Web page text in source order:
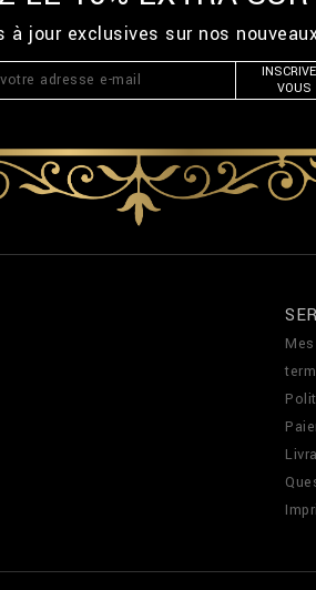
jour exclusives sur nos
VOUS